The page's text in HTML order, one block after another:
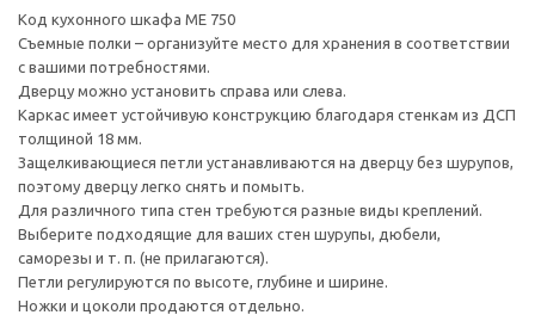
Код кухонного шкафа ME 750
Съемные полки – организуйте место для хранения в соответствии
с вашими потребностями.
Дверцу можно установить справа или слева.
Каркас имеет устойчивую конструкцию благодаря стенкам из ДСП
толщиной 18 мм.
Защелкивающиеся петли устанавливаются на дверцу без шурупов,
поэтому дверцу легко снять и помыть.
Для различного типа стен требуются разные виды креплений.
Выберите подходящие для ваших стен шурупы, дюбели,
саморезы и т. п. (не прилагаются).
Петли регулируются по высоте, глубине и ширине.
Ножки и цоколи продаются отдельно.